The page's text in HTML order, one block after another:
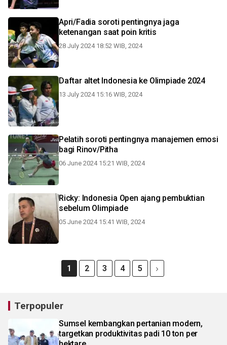
Apri/Fadia soroti pentingnya jaga
ketenangan saat poin kritis
28 July 2024 18:52 WIB, 2024
Daftar altet Indonesia ke Olimpiade 2024
13 July 2024 15:16 WIB, 2024
Pelatih soroti pentingnya manajemen emosi
bagi Rinov/Pitha
06 June 2024 15:21 WIB, 2024
Ricky: Indonesia Open ajang pembuktian
sebelum Olimpiade
05 June 2024 15:41 WIB, 2024
1 2 3 4 5
Terpopuler
Sumsel kembangkan pertanian modern,
targetkan produktivitas padi 10 ton per